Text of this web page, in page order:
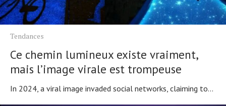
Tendances
Ce chemin lumineux existe vraiment,
mais l’image virale est trompeuse
In 2024, a viral image invaded social networks, claiming to...